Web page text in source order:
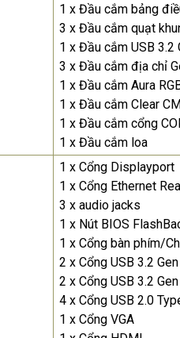
1 x Đầu cắm bảng
3 x Đầu cắm quạt
1 x Đầu cắm USB 3.2
3 x Đầu cắm địa chỉ
1 x Đầu cắm Aura
1 x Đầu cắm Clear
1 x Đầu cắm cổng
1 x Đầu cắm loa
1 x Cổng Displayport
1 x Cổng Ethernet
3 x audio jacks
1 x Nút BIOS
1 x Cổng bàn phím/
2 x Cổng USB 3.2
2 x Cổng USB 3.2
4 x Cổng USB 2.0
1 x Cổng VGA